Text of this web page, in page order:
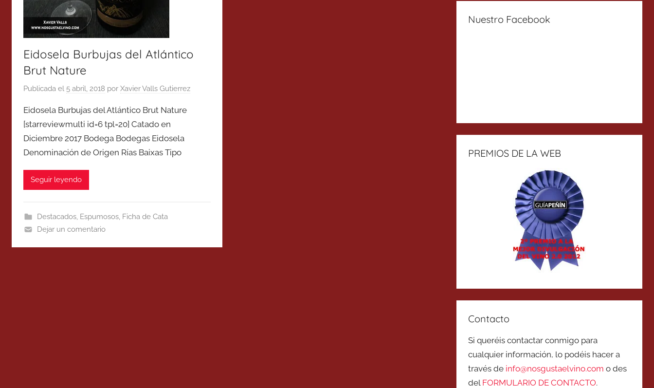
Eidosela Burbujas del Atlántico
Brut Nature
Publicada el 5 abril, 2018 por Xavier Valls Gutierrez
Eidosela Burbujas del Atlántico Brut Nature
[starreviewmulti id=6 tpl=20] Catado en
Diciembre 2017 Bodega Bodegas Eidosela
Denominación de Origen Rías Baixas Tipo
Seguir leyendo
Destacados, Espumosos, Ficha de Cata
Dejar un comentario
Nuestro Facebook
PREMIOS DE LA WEB
Contacto
Si queréis contactar conmigo para
cualquier información, lo podéis hacer a
través de info@nosgustaelvino.com o des
del FORMULARIO DE CONTACTO.